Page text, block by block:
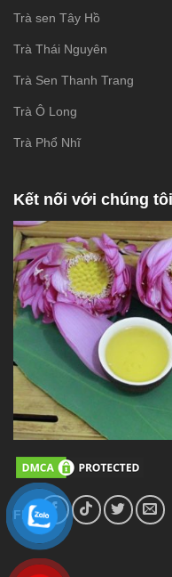
Trà sen Tây Hồ
Trà Thái Nguyên
Trà Sen Thanh Trang
Trà Ô Long
Trà Phổ Nhĩ
Kết nối với chúng tôi
FL